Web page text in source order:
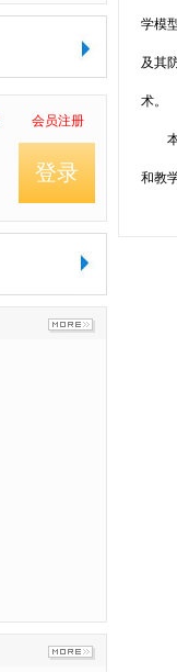
会员注册
登录
学模
及其
术。
本
和教